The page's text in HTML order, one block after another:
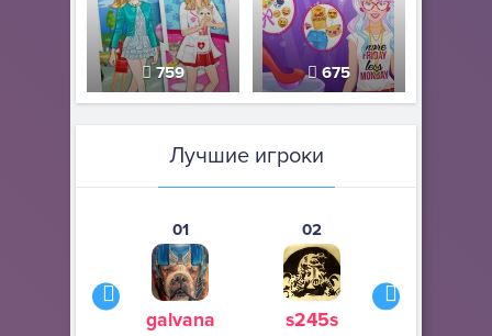
759 675
Лучшие игроки
01
galvana
02
s245s